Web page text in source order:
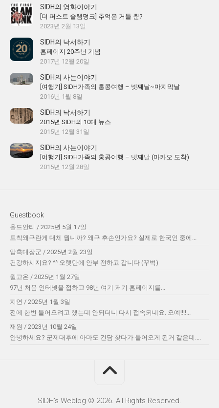
SIDH의 영화이야기
[더 퍼스트 슬램덩크] 추억은 거들 뿐?
2023년 2월 13일
SIDH의 낙서하기
홈페이지 20주년 기념
2017년 12월 20일
SIDH의 사는이야기
[여행기] SIDH가족의 홍콩여행 – 넷째날~마지막날
2016년 1월 8일
SIDH의 낙서하기
2015년 SIDH의 10대 뉴스
2015년 12월 31일
SIDH의 사는이야기
[여행기] SIDH가족의 홍콩여행 – 넷째날 (마카오 도착)
2015년 12월 28일
Guestbook
올드안티 / 2025년 5월 17일
토착왜구란게 대체 뭡니까? 왜구 후손인가요? 실제로 한국인 중에...
암흑대장군 / 2025년 2월 23일
건강하시지요? ^^ 오랫만에 안부 전하고 갑니다 (꾸벅)
윌고온 / 2025년 1월 27일
97년 처음 인터넷을 접하고 98년 여기 저기 홈페이지를...
지연 / 2025년 1월 3일
전에 한번 들어오려고 했는데 안되더니 다시 접속되네요. 오예!!!!...
재원 / 2023년 10월 24일
안녕하세요? 군제대후에 아마도 건담 찾다가 들어오게 된거 같은데....
SIDH′s Weblog © 2026. All Rights Reserved.